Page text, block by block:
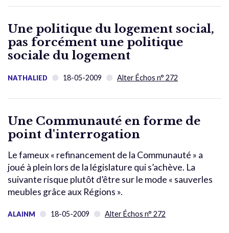
Une politique du logement social,
pas forcément une politique
sociale du logement
NATHALIED 18-05-2009 Alter Échos n° 272
Une Communauté en forme de
point d'interrogation
Le fameux « refinancement de la Communauté » a
joué à plein lors de la législature qui s’achève. La
suivante risque plutôt d’être sur le mode « sauverles
meubles grâce aux Régions ».
ALAINM 18-05-2009 Alter Échos n° 272